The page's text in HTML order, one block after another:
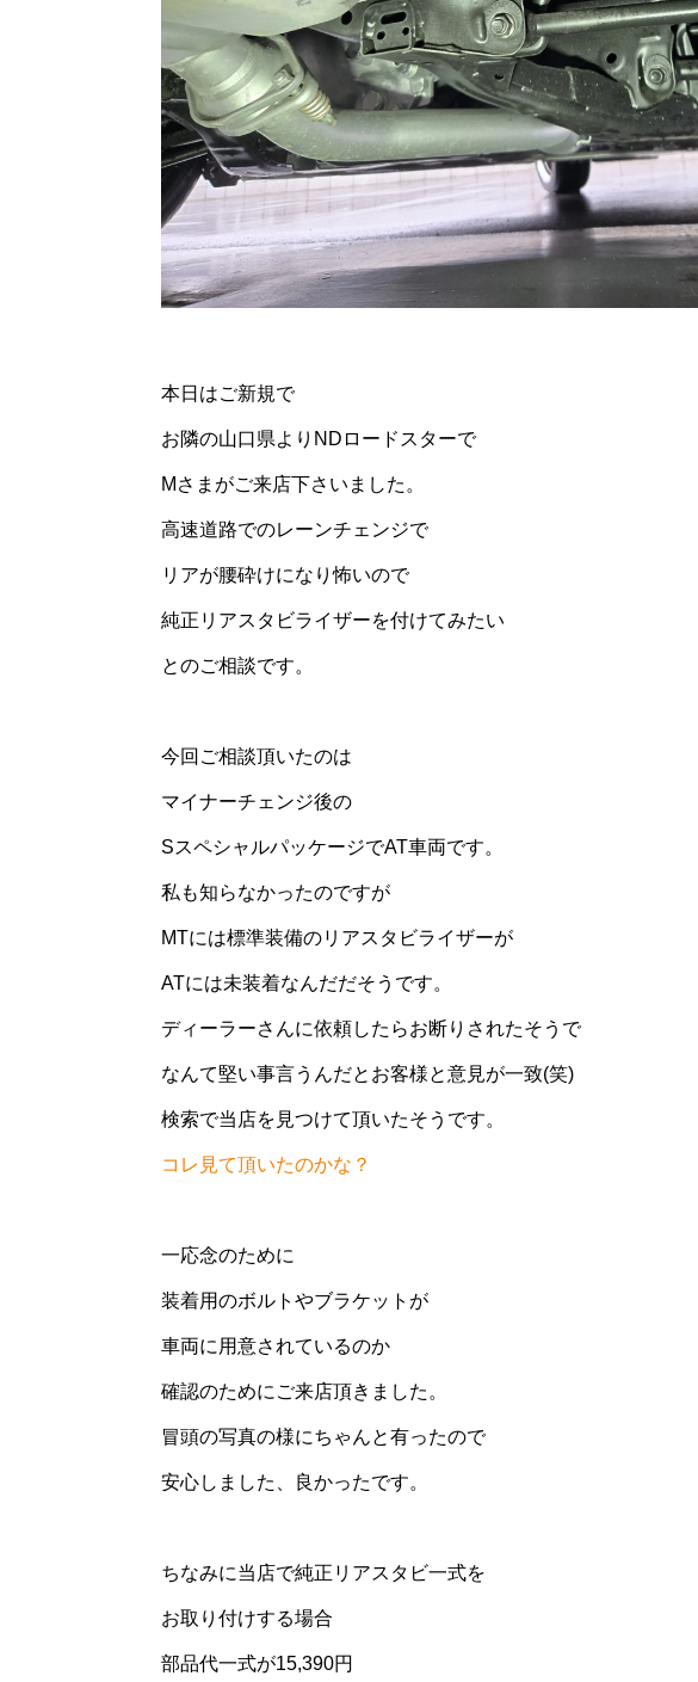
本日はご新規で
お隣の山口県よりNDロードスターで
Mさまがご来店下さいました。
高速道路でのレーンチェンジで
リアが腰砕けになり怖いので
純正リアスタビライザーを付けてみたい
とのご相談です。
今回ご相談頂いたのは
マイナーチェンジ後の
SスペシャルパッケージでAT車両です。
私も知らなかったのですが
MTには標準装備のリアスタビライザーが
ATには未装着なんだだそうです。
ディーラーさんに依頼したらお断りされたそうで
なんて堅い事言うんだとお客様と意見が一致(笑)
検索で当店を見つけて頂いたそうです。
コレ見て頂いたのかな？
一応念のために
装着用のボルトやブラケットが
車両に用意されているのか
確認のためにご来店頂きました。
冒頭の写真の様にちゃんと有ったので
安心しました、良かったです。
ちなみに当店で純正リアスタビ一式を
お取り付けする場合
部品代一式が15,390円